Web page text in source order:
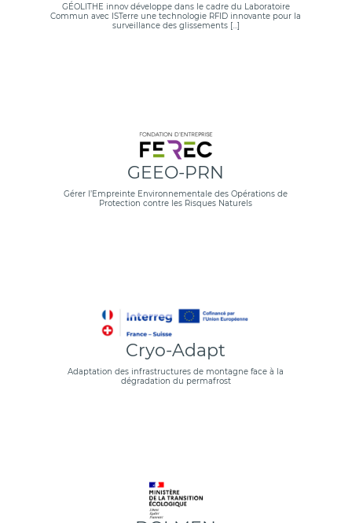
GÉOLITHE innov développe dans le cadre du Laboratoire
Commun avec ISTerre une technologie RFID innovante pour la
surveillance des glissements […]
GEEO-PRN
Gérer l’Empreinte Environnementale des Opérations de
Protection contre les Risques Naturels
Cryo-Adapt
Adaptation des infrastructures de montagne face à la
dégradation du permafrost